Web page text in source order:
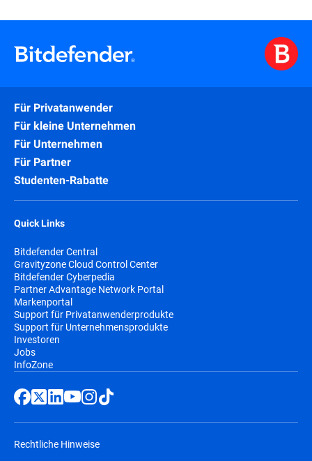
Für Privatanwender
Für kleine Unternehmen
Für Unternehmen
Für Partner
Studenten-Rabatte
Quick Links
Bitdefender Central
Gravityzone Cloud Control Center
Bitdefender Cyberpedia
Partner Advantage Network Portal
Markenportal
Support für Privatanwenderprodukte
Support für Unternehmensprodukte
Investoren
Jobs
InfoZone
Rechtliche Hinweise